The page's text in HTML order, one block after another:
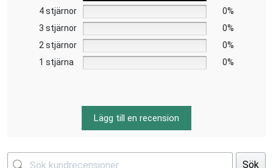
4 stjärnor
0%
3 stjärnor
0%
2 stjärnor
0%
1 stjärna
0%
Lägg till en recension
Sök